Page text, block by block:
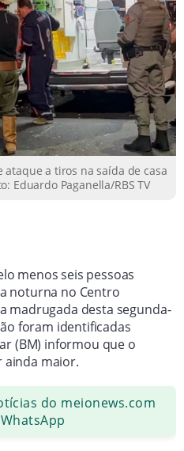
ataque a tiros na saída de casa
Eduardo Paganella/RBS TV
menos seis pessoas
noturna no Centro
madrugada desta segunda-
foram identificadas
(BM) informou que o
ainda maior.
do meionews.com